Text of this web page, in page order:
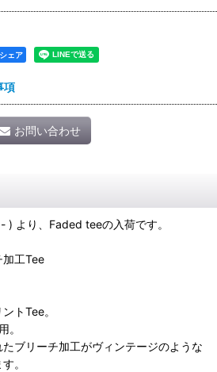
ェア
項
お問い合わせ
) より、Faded teeの入荷です。
加工Tee
トTee。
。
ブリーチ加工がヴィンテージのような
。